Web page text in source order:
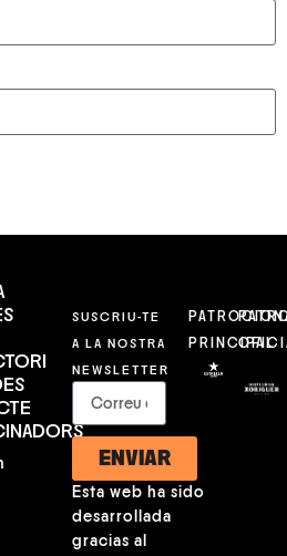
SUSCRIU-TE
A LA NOSTRA
NEWSLETTER
ENVIAR
Esta web ha sido
desarrollada
gracias al
PRINCIPAL